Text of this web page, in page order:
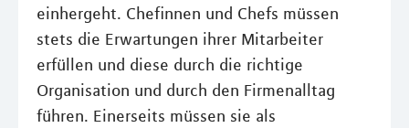
einhergeht. Chefinnen und Chefs müssen
stets die Erwartungen ihrer Mitarbeiter
erfüllen und diese durch die richtige
Organisation und durch den Firmenalltag
führen. Einerseits müssen sie als